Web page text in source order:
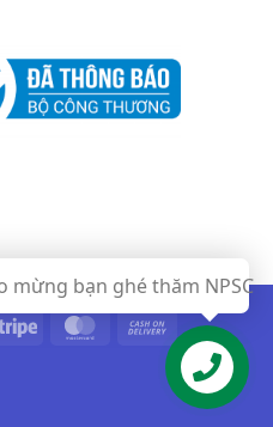
Stripe MasterCardCash
On
Delivery
mừng bạn ghé thăm NPSC